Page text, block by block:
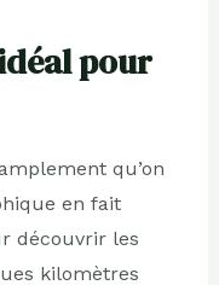
pour
qu’on
en fait
découvrir les
kilomètres